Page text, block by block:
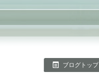
ブログトップ